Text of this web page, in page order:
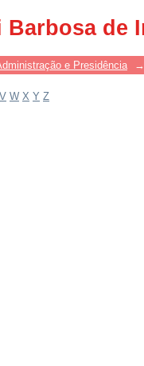
de
e Presidência →
V W X Y Z